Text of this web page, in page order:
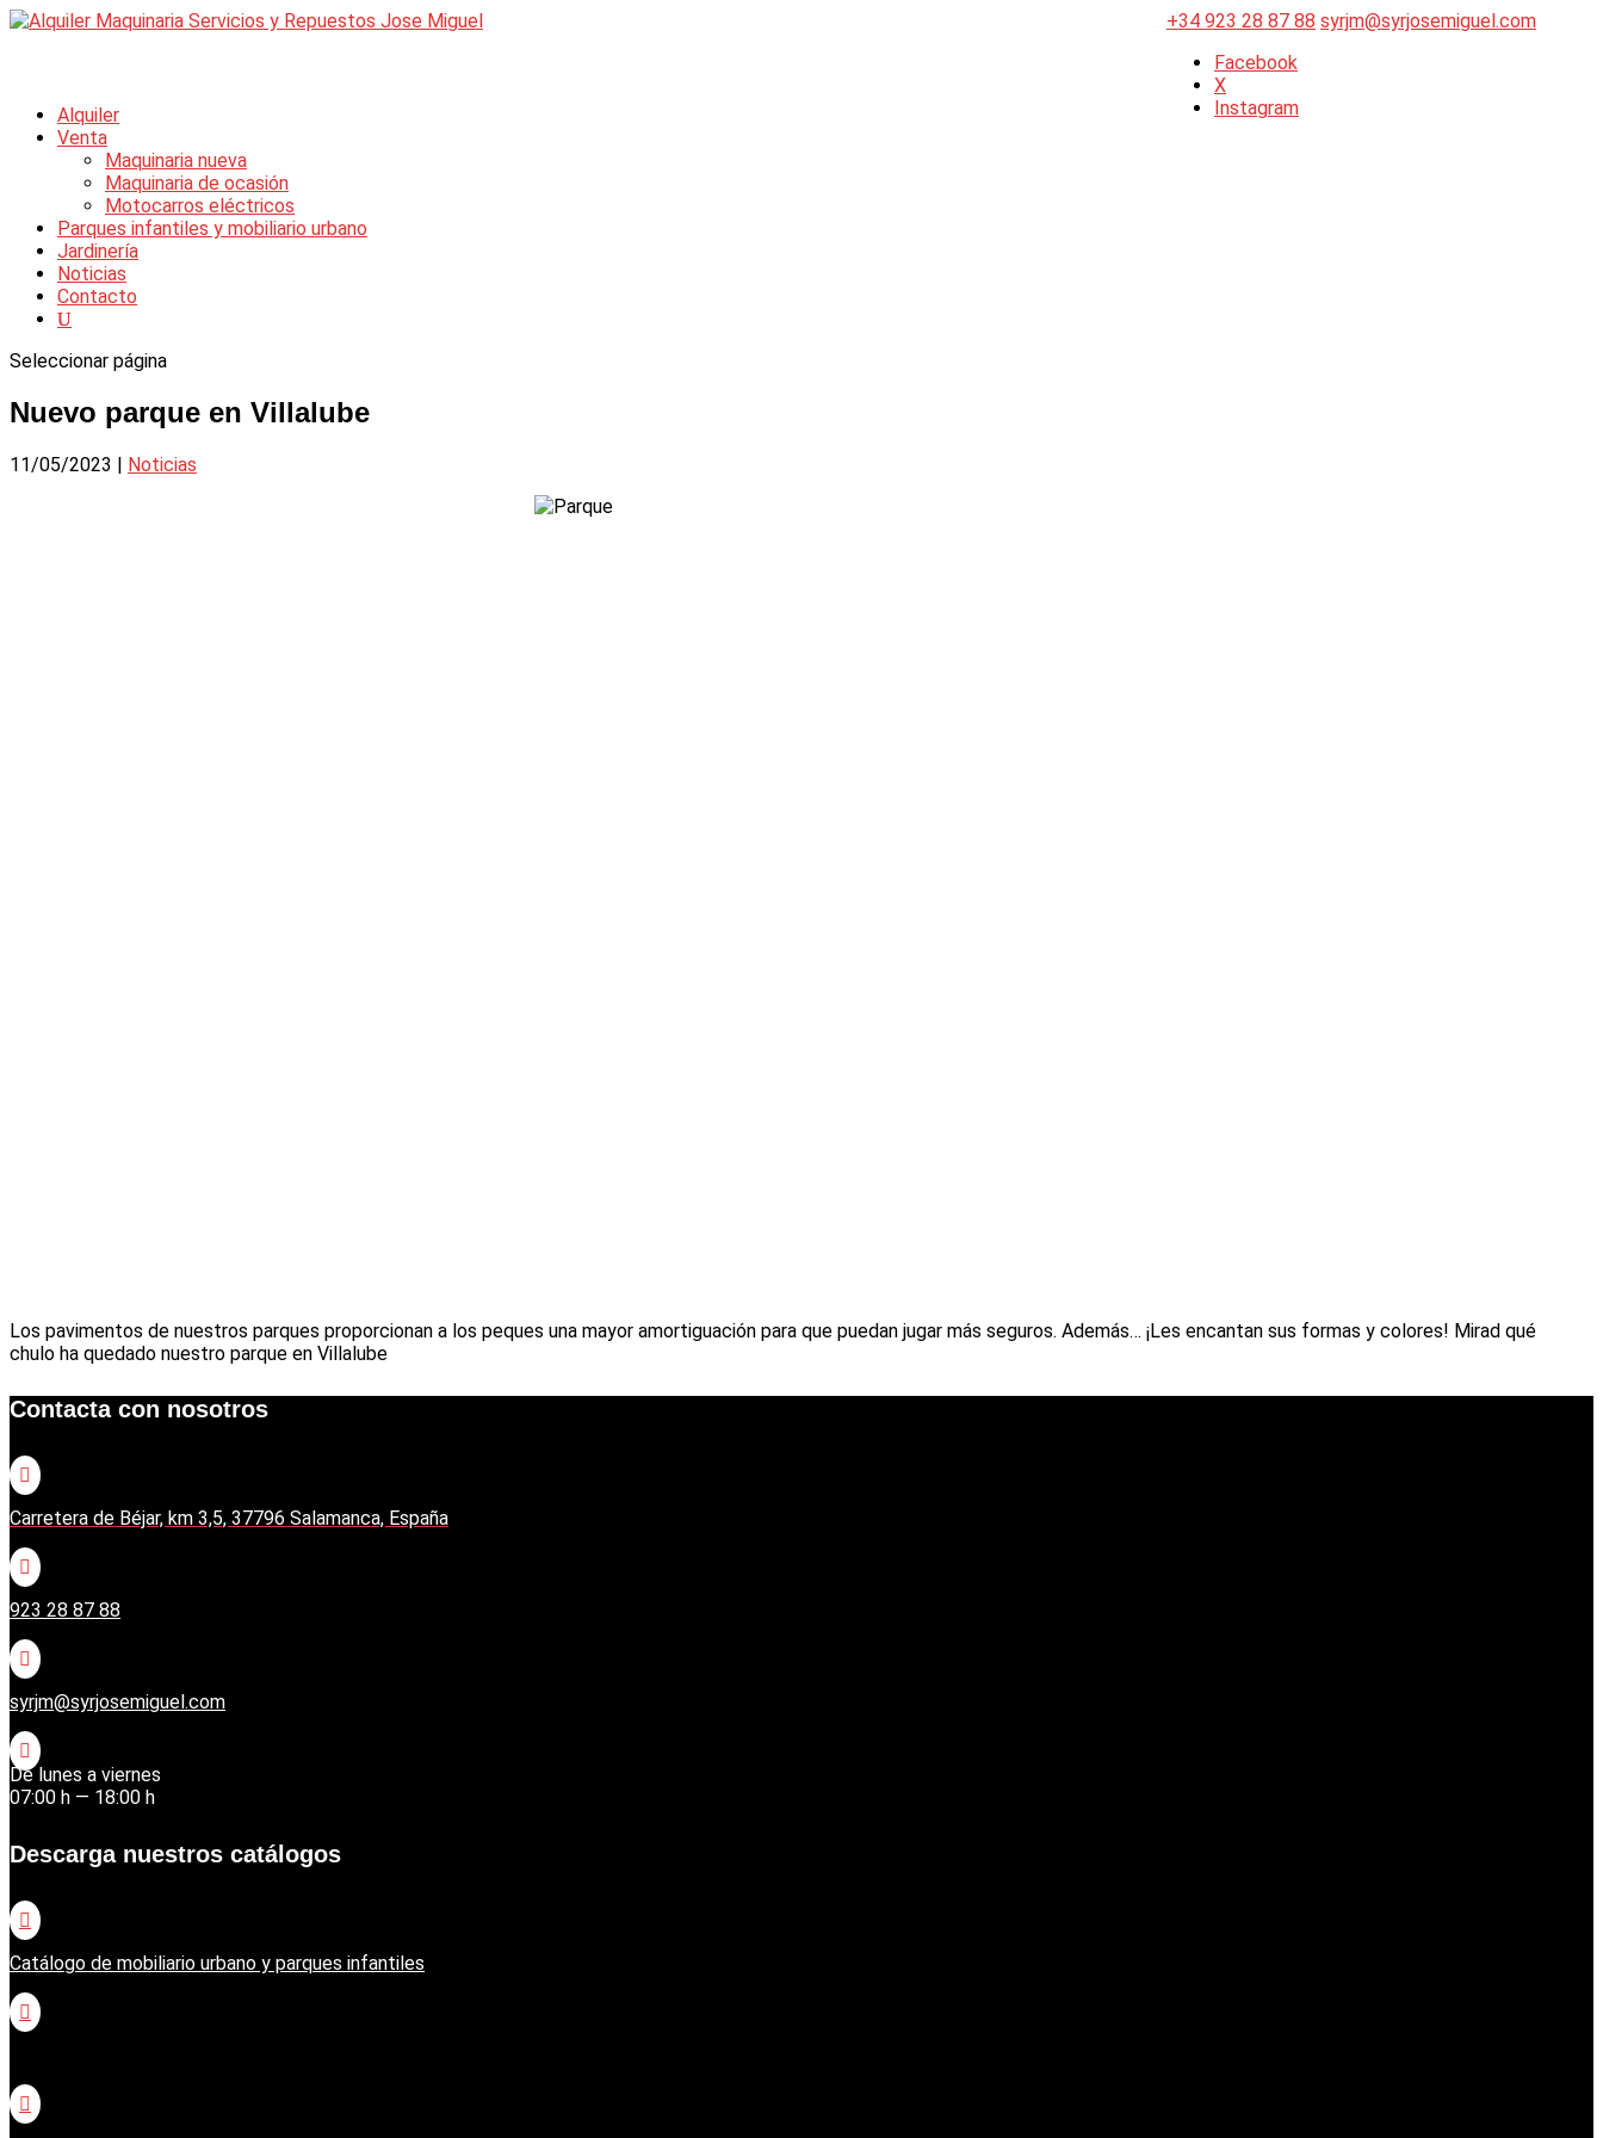
+34 923 28 87 88 syrjm@syrjosemiguel.com
Facebook
X
Instagram
Alquiler
Venta
Maquinaria nueva
Maquinaria de ocasión
Motocarros eléctricos
Parques infantiles y mobiliario urbano
Jardinería
Noticias
Contacto
Seleccionar página
Nuevo parque en Villalube
11/05/2023 | Noticias
Los pavimentos de nuestros parques proporcionan a los peques una mayor amortiguación para que puedan jugar más seguros. Además… ¡Les encantan sus formas y colores! Mirad qué
chulo ha quedado nuestro parque en Villalube
Contacta con nosotros

Carretera de Béjar, km 3,5, 37796 Salamanca, España

923 28 87 88

syrjm@syrjosemiguel.com

De lunes a viernes
07:00 h — 18:00 h
Descarga nuestros catálogos

Catálogo de mobiliario urbano y parques infantiles

